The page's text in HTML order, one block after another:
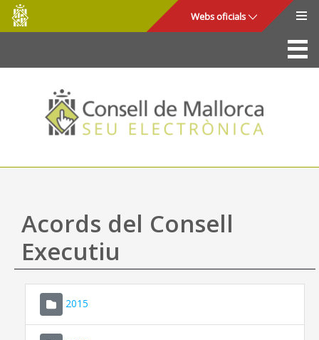
Salta al contingut principal
Consell
de
Mallorca
Webs oficials
La Seu
Consell de Mallorca
Accés i seguretat
Utilitats
Ajuda
Acords del Consell
Executiu
2015